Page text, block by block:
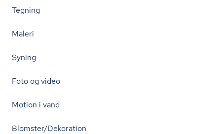
Tegning
Maleri
Syning
Foto og video
Motion i vand
Blomster/Dekoration